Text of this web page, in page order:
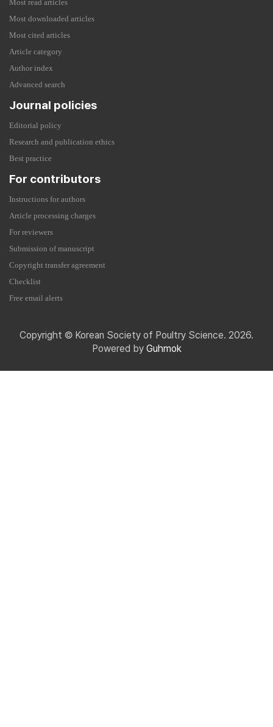
Most read articles
Most downloaded articles
Most cited articles
Article category
Author index
Advanced search
Journal policies
Editorial policy
Research and publication ethics
Best practice
For contributors
Instructions for authors
Article processing charges
For reviewers
Submission of manuscript
Copyright transfer agreement
Checklist
Free email alerts
Copyright © Korean Society of Poultry Science. 2026.
Powered by Guhmok